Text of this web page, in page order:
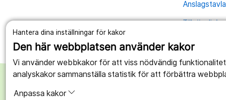
Hantera dina inställningar för kakor
Den här webbplatsen använder kakor
Vi använder webbkakor för att viss nödvändig
analyskakor sammanställa statistik för att förbättra
Anpassa kakor
Anslagstavla